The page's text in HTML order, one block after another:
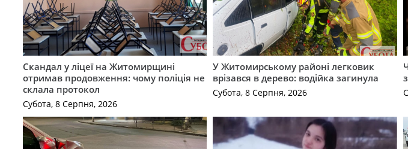
Скандал у ліцеї на Житомирщині
отримав продовження: чому поліція не
склала протокол
Субота, 8 Серпня, 2026
У Житомирському районі легковик
врізався в дерево: водійка загинула
Субота, 8 Серпня, 2026